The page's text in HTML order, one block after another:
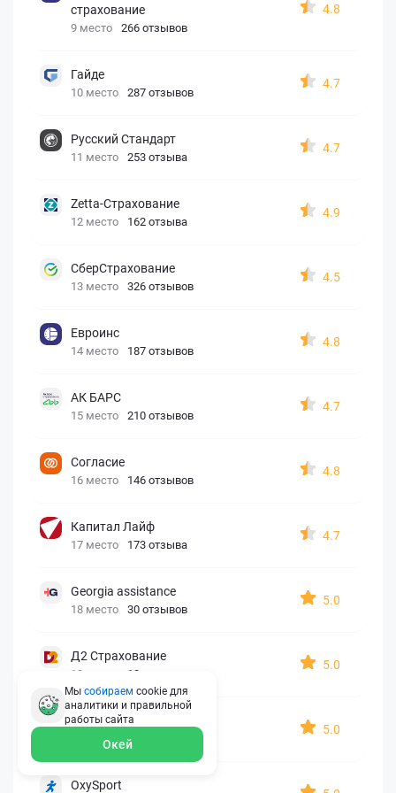
страхование
9 место 266 отзывов
4.8
Гайде
10 место 287 отзывов
4.7
Русский Стандарт
11 место 253 отзыва
4.7
Zetta-Страхование
12 место 162 отзыва
4.9
СберСтрахование
13 место 326 отзывов
4.5
Евроинс
14 место 187 отзывов
4.8
АК БАРС
15 место 210 отзывов
4.7
Согласие
16 место 146 отзывов
4.8
Капитал Лайф
17 место 173 отзыва
4.7
Georgia assistance
18 место 30 отзывов
5.0
Д2 Страхование
19 место 10 отзывов
5.0
АйАйСи
20 место 7 отзывов
5.0
OxySport
Мы собираем cookie для
аналитики и правильной
работы сайта
Окей